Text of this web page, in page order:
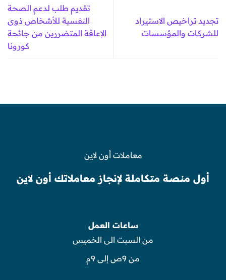
تجديد تراخيص الاستيراد
للشركات والمؤسسات
تقديم طلب لدعم الصحة
النفسية للأشخاص ذوى
الإعاقة المتضررين من جائحة
كورونا
معاملات أون لاين
أول منصة متكاملة لإنجاز معاملاتك أون لاين
ساعات العمل
من السبت الى الخميس
من 9ص إلى 9م